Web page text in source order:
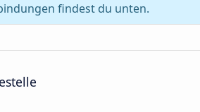
findest du unten.